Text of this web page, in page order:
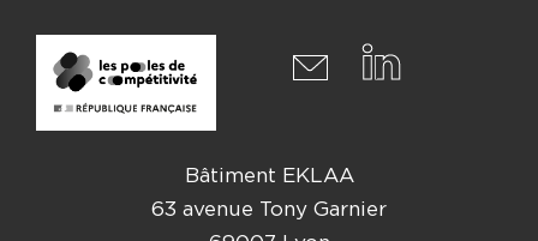
Bâtiment EKLAA
63 avenue Tony Garnier